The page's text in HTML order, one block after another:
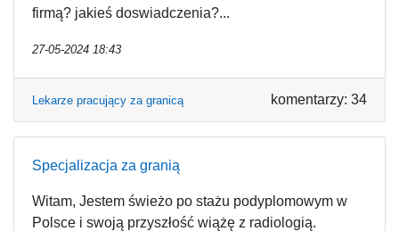
firmą? jakieś doswiadczenia?...
27-05-2024 18:43
Lekarze pracujący za granicą komentarzy: 34
Specjalizacja za granią
Witam, Jestem świeżo po stażu podyplomowym w
Polsce i swoją przyszłość wiążę z radiologią.